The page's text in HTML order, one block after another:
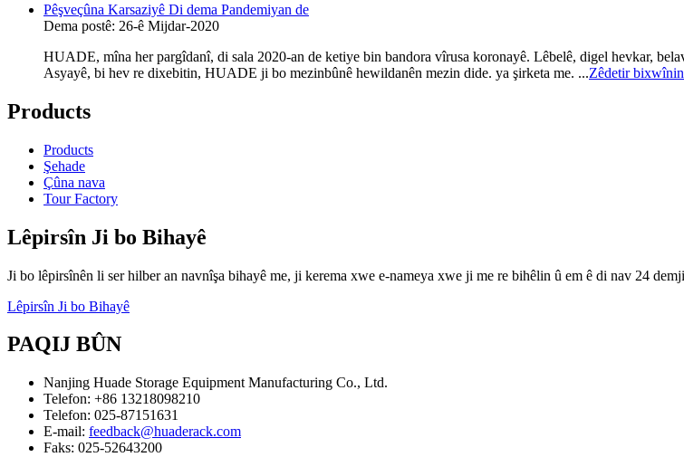
Pêşveçûna Karsaziyê Di dema Pandemiyan de
Dema postê: 26-ê Mijdar-2020
HUADE, mîna her pargîdanî, di sala 2020-an de ketiye bin bandora vîrusa koronayê. Lêbelê, digel hevkar,
Asyayê, bi hev re dixebitin, HUADE ji bo mezinbûnê hewildanên mezin dide. ya şirketa me. ...Zêdetir bixwînin
Products
Products
Şehade
Çûna nava
Tour Factory
Lêpirsîn Ji bo Bihayê
Ji bo lêpirsînên li ser hilber an navnîşa bihayê me, ji kerema xwe e-nameya xwe ji me re bihêlin û em ê di nav 24
Lêpirsîn Ji bo Bihayê
PAQIJ BÛN
Nanjing Huade Storage Equipment Manufacturing Co., Ltd.
Telefon: +86 13218098210
Telefon: 025-87151631
E-mail: feedback@huaderack.com
Faks: 025-52643200